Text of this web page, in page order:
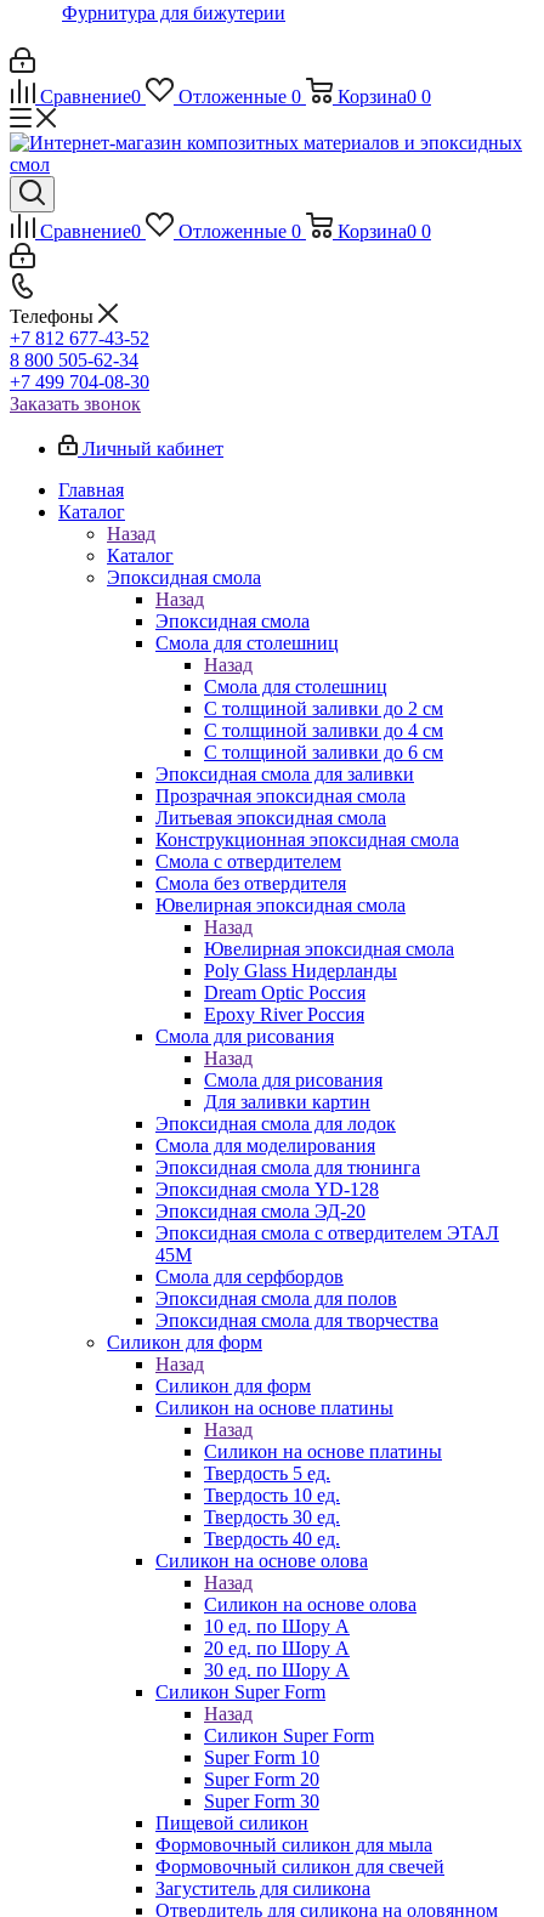
Фурнитура для бижутерии
Сравнение0 Отложенные 0 Корзина0 0
Сравнение0 Отложенные 0 Корзина0 0
Телефоны
+7 812 677-43-52
8 800 505-62-34
+7 499 704-08-30
Заказать звонок
Личный кабинет
Главная
Каталог
Назад
Каталог
Эпоксидная смола
Назад
Эпоксидная смола
Смола для столешниц
Назад
Смола для столешниц
С толщиной заливки до 2 см
С толщиной заливки до 4 см
С толщиной заливки до 6 см
Эпоксидная смола для заливки
Прозрачная эпоксидная смола
Литьевая эпоксидная смола
Конструкционная эпоксидная смола
Смола с отвердителем
Смола без отвердителя
Ювелирная эпоксидная смола
Назад
Ювелирная эпоксидная смола
Poly Glass Нидерланды
Dream Optic Россия
Epoxy River Россия
Смола для рисования
Назад
Смола для рисования
Для заливки картин
Эпоксидная смола для лодок
Смола для моделирования
Эпоксидная смола для тюнинга
Эпоксидная смола YD-128
Эпоксидная смола ЭД-20
Эпоксидная смола с отвердителем ЭТАЛ
45М
Смола для серфбордов
Эпоксидная смола для полов
Эпоксидная смола для творчества
Силикон для форм
Назад
Силикон для форм
Силикон на основе платины
Назад
Силикон на основе платины
Твердость 5 ед.
Твердость 10 ед.
Твердость 30 ед.
Твердость 40 ед.
Силикон на основе олова
Назад
Силикон на основе олова
10 ед. по Шору А
20 ед. по Шору А
30 ед. по Шору А
Силикон Super Form
Назад
Силикон Super Form
Super Form 10
Super Form 20
Super Form 30
Пищевой силикон
Формовочный силикон для мыла
Формовочный силикон для свечей
Загуститель для силикона
Отвердитель для силикона на оловянном